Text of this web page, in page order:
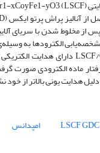
الکترودها به
LSCFGDC
امپدانس